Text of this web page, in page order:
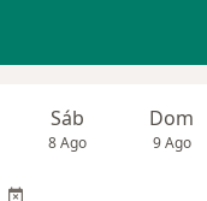
Sáb
8 Ago
Dom
9 Ago